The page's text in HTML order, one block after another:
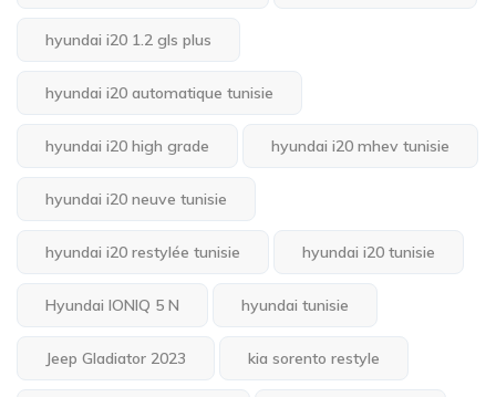
hyundai i20 1.2 gls plus
hyundai i20 automatique tunisie
hyundai i20 high grade hyundai i20 mhev tunisie
hyundai i20 neuve tunisie
hyundai i20 restylée tunisie hyundai i20 tunisie
Hyundai IONIQ 5 N hyundai tunisie
Jeep Gladiator 2023 kia sorento restyle